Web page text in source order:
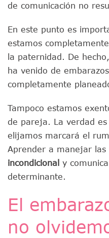
de comunicación no
En este punto es
estamos
la paternidad. De
ha venido de
completamente
Tampoco estamos
de pareja. La verdad
elijamos marcará el
Aprender a manejar las
incondicional y
determinante.
El
no